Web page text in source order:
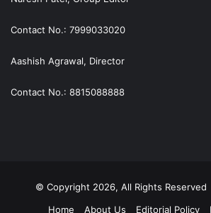
Contact No.: 7999033020
Aashish Agrawal, Director
Contact No.: 8815088888
© Copyright 2026, All Rights
Home
About Us Editorial Policy